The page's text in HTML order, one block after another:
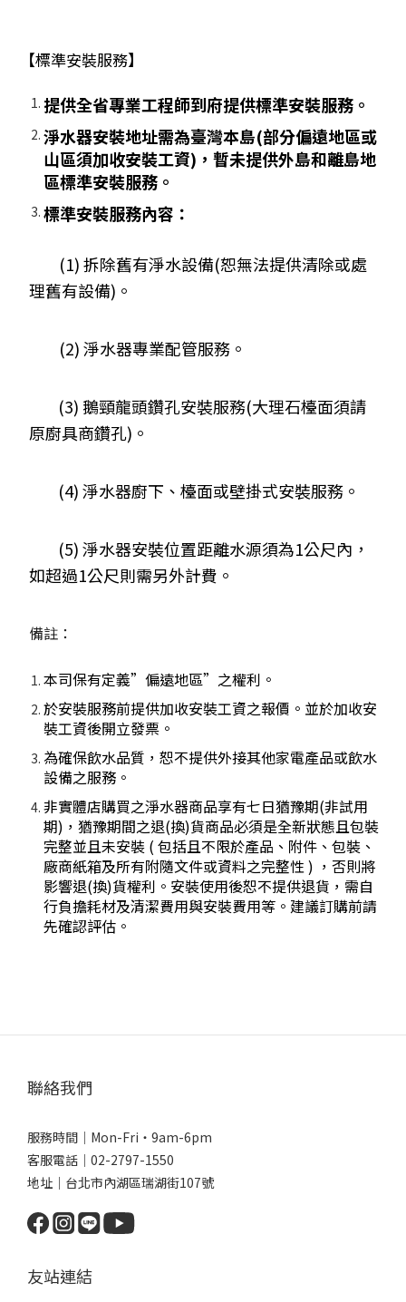
【標準安裝服務】
提供全省專業工程師到府提供標準安裝服務。
淨水器安裝地址需為臺灣本島(部分偏遠地區或
山區須加收安裝工資)，暫未提供外島和離島地
區標準安裝服務。
標準安裝服務內容：
(1) 拆除舊有淨水設備(恕無法提供清除或處
理舊有設備)。
(2) 淨水器專業配管服務。
(3) 鵝頸龍頭鑽孔安裝服務(大理石檯面須請
原廚具商鑽孔)。
(4) 淨水器廚下、檯面或壁掛式安裝服務。
(5) 淨水器安裝位置距離水源須為1公尺內，
如超過1公尺則需另外計費。
備註：
本司保有定義”偏遠地區”之權利。
於安裝服務前提供加收安裝工資之報價。並於加收安
裝工資後開立發票。
為確保飲水品質，恕不提供外接其他家電產品或飲水
設備之服務。
非實體店購買之淨水器商品享有七日猶豫期(非試用
期)，猶豫期間之退(換)貨商品必須是全新狀態且包裝
完整並且未安裝 ( 包括且不限於產品、附件、包裝、
廠商紙箱及所有附隨文件或資料之完整性 ) ，否則將
影響退(換)貨權利。安裝使用後恕不提供退貨，需自
行負擔耗材及清潔費用與安裝費用等。建議訂購前請
先確認評估。
聯絡我們
服務時間｜Mon-Fri・9am-6pm
客服電話｜02-2797-1550
地址｜台北市內湖區瑞湖街107號
友站連結